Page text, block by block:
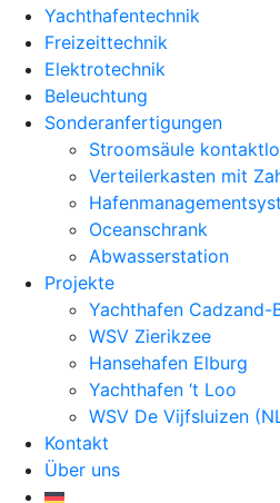
Yachthafentechnik
Freizeittechnik
Elektrotechnik
Beleuchtung
Sonderanfertigungen
Stroomsäule
Verteilerkasten mit
Oceanschrank
Abwasserstation
Projekte
Yachthafen Cadzand-
WSV Zierikzee
Hansehafen Elburg
Yachthafen ‘t Loo
WSV De Vijfsluizen
Kontakt
Über uns